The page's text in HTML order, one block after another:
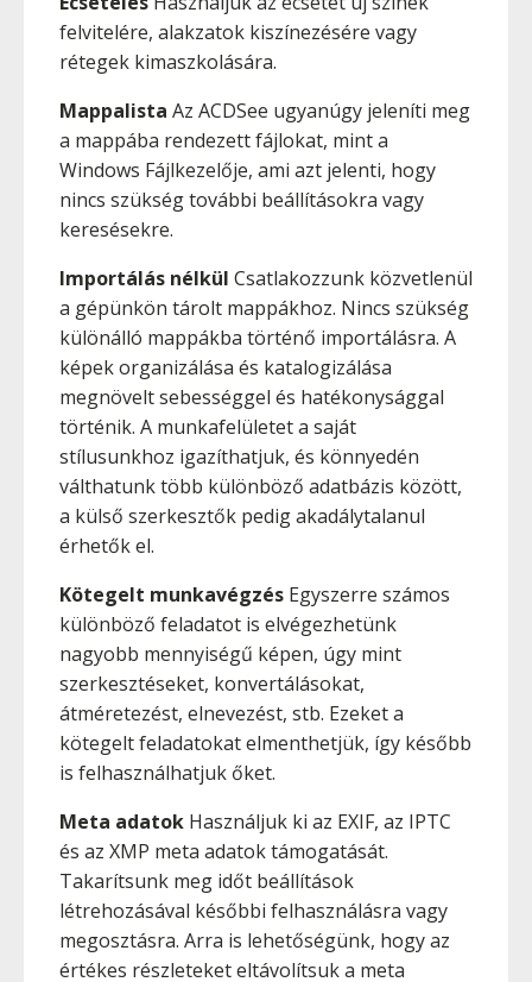
felvitelére, alakzatok kiszínezésére vagy
rétegek kimaszkolására.
Mappalista Az ACDSee ugyanúgy jeleníti meg
a mappába rendezett fájlokat, mint a
Windows Fájlkezelője, ami azt jelenti, hogy
nincs szükség további beállításokra vagy
keresésekre.
Importálás nélkül Csatlakozzunk közvetlenül
a gépünkön tárolt mappákhoz. Nincs szükség
különálló mappákba történő importálásra. A
képek organizálása és katalogizálása
megnövelt sebességgel és hatékonysággal
történik. A munkafelületet a saját
stílusunkhoz igazíthatjuk, és könnyedén
válthatunk több különböző adatbázis között,
a külső szerkesztők pedig akadálytalanul
érhetők el.
Kötegelt munkavégzés Egyszerre számos
különböző feladatot is elvégezhetünk
nagyobb mennyiségű képen, úgy mint
szerkesztéseket, konvertálásokat,
átméretezést, elnevezést, stb. Ezeket a
kötegelt feladatokat elmenthetjük, így később
is felhasználhatjuk őket.
Meta adatok Használjuk ki az EXIF, az IPTC
és az XMP meta adatok támogatását.
Takarítsunk meg időt beállítások
létrehozásával későbbi felhasználásra vagy
megosztásra. Arra is lehetőségünk, hogy az
értékes részleteket eltávolítsuk a meta